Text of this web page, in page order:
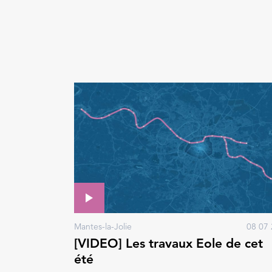
Mantes-la-Jolie 08 07
[VIDEO] Les travaux Eole de cet
été